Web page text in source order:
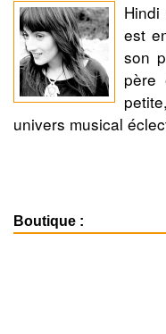
est
son
père
univers musical
Boutique :